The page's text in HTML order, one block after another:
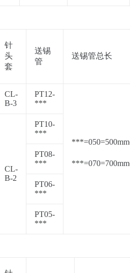
针
头
套
送锡
管
送锡管总长
CL-
B-3
PT12-
***
CL-
B-2
PT10-
***
PT08-
***
PT06-
***
PT05-
***